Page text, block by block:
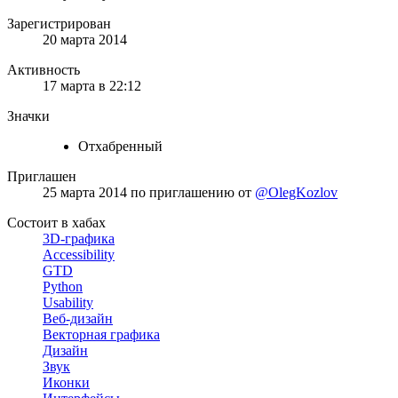
Зарегистрирован
20 марта 2014
Активность
17 марта в 22:12
Значки
Отхабренный
Приглашен
25 марта 2014 по приглашению от @OlegKozlov
Состоит в хабах
3D-графика
Accessibility
GTD
Python
Usability
Веб-дизайн
Векторная графика
Дизайн
Звук
Иконки